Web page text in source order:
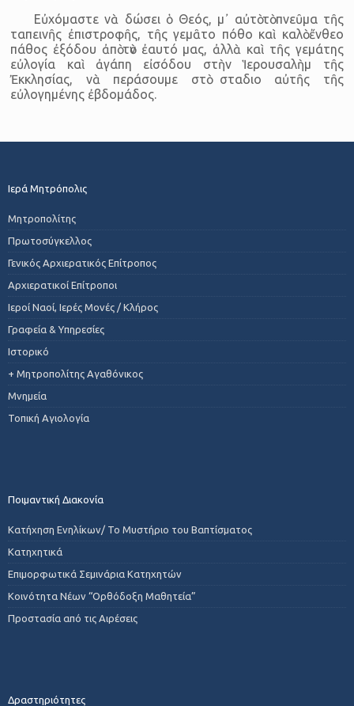
Εὐχόμαστε νὰ δώσει ὁ Θεός, μ᾿ αὐτὸ τὸ πνεῦμα τῆς
ταπεινῆς ἐπιστροφῆς, τῆς γεμᾶτο πόθο καὶ καλὸ ἔνθεο
πάθος ἐξόδου ἀπὸ τὸν ἐαυτό μας, ἀλλὰ καὶ τῆς γεμάτης
εὐλογία καὶ ἀγάπη εἰσόδου στὴν Ἱερουσαλὴμ τῆς
Ἐκκλησίας, νὰ περάσουμε στὸ σταδιο αὐτῆς τῆς
εὐλογημένης ἐβδομάδος.
Ιερά Μητρόπολις
Μητροπολίτης
Πρωτοσύγκελλος
Γενικός Αρχιερατικός Επίτροπος
Αρχιερατικοί Επίτροποι
Ιεροί Ναοί, Ιερές Μονές / Κλήρος
Γραφεία & Υπηρεσίες
Ιστορικό
+ Μητροπολίτης Αγαθόνικος
Μνημεία
Τοπική Αγιολογία
Ποιμαντική Διακονία
Κατήχηση Ενηλίκων/ Το Μυστήριο του Βαπτίσματος
Κατηχητικά
Επιμορφωτικά Σεμινάρια Κατηχητών
Κοινότητα Νέων “Ορθόδοξη Μαθητεία”
Προστασία από τις Αιρέσεις
Δραστηριότητες